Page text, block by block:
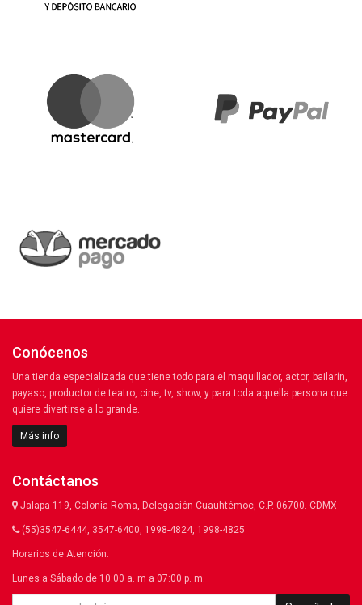
Conócenos
Una tienda especializada que tiene todo para el maquillador, actor, bailarín,
payaso, productor de teatro, cine, tv, show, y para toda aquella persona que
quiere divertirse a lo grande.
Más info
Contáctanos
Jalapa 119, Colonia Roma, Delegación Cuauhtémoc, C.P. 06700. CDMX
(55)3547-6444, 3547-6400, 1998-4824, 1998-4825
Horarios de Atención:
Lunes a Sábado de 10:00 a. m a 07:00 p. m.